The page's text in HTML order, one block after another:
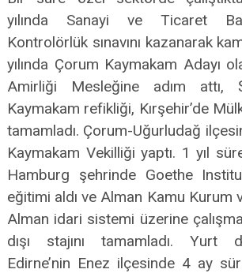
yılında Sanayi ve Ticaret
Kontrolörlük sınavını kazanarak
yılında Çorum Kaymakam Adayı
Amirliği Mesleğine adım attı,
Kaymakam refikliği, Kırşehir’de
tamamladı. Çorum-Uğurludağ
Kaymakam Vekilliği yaptı. 1 yıl
Hamburg şehrinde Goethe
eğitimi aldı ve Alman Kamu Kurum
Alman idari sistemi üzerine
dışı stajını tamamladı. Yurt
Edirne’nin Enez ilçesinde 4 ay